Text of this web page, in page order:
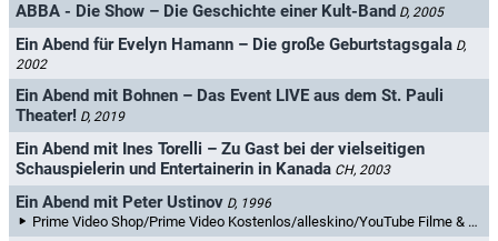
ABBA - Die Show – Die Geschichte einer Kult-Band D, 2005
Ein Abend für Evelyn Hamann – Die große Geburtstagsgala D,
2002
Ein Abend mit Bohnen – Das Event LIVE aus dem St. Pauli
Theater! D, 2019
Ein Abend mit Ines Torelli – Zu Gast bei der vielseitigen
Schauspielerin und Entertainerin in Kanada CH, 2003
Ein Abend mit Peter Ustinov D, 1996
Prime Video Shop/Prime Video Kostenlos/alleskino/YouTube Filme & TV